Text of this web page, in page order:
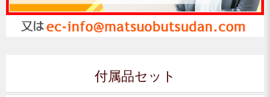
付属品セット